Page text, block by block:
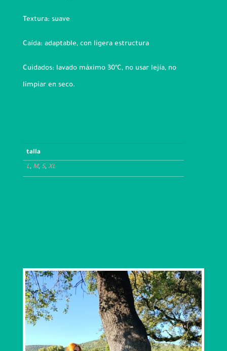
Textura: suave
Caída: adaptable, con ligera estructura
Cuidados: lavado máximo 30ºC, no usar lejía, no
limpiar en seco.
talla
L, M, S, XL